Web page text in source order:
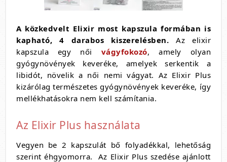
A közkedvelt Elixir most kapszula formában is
kapható, 4 darabos kiszerelésben. Az elixir
kapszula egy női vágyfokozó, amely olyan
gyógynövények keveréke, amelyek serkentik a
libidót, növelik a női nemi vágyat. Az Elixir Plus
kizárólag természetes gyógynövények keveréke, így
mellékhatásokra nem kell számítania.
Az Elixir Plus használata
Vegyen be 2 kapszulát bő folyadékkal, lehetőság
szerint éhgyomorra. Az Elixir Plus szedése ajánlott